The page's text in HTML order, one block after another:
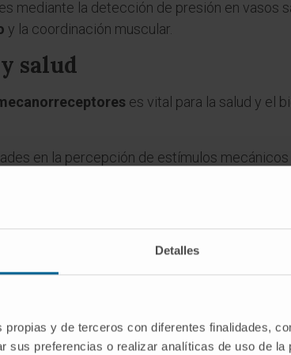
Detalles
propias y de terceros con diferentes finalidades,
sus preferencias o realizar analíticas de uso de la
mediante la detección de presión en vasos
y la coordinación muscular.
salud
es vital para la salud y el
en la percepción de estímulos mecánicos
si se presentan síntomas como:
sin causa aparente.
motora.